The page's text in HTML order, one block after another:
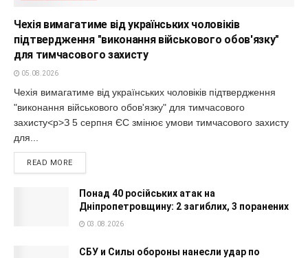
Чехія вимагатиме від українських чоловіків
підтвердження "виконання військового обов'язку"
для тимчасового захисту
05.08.2026
Чехія вимагатиме від українських чоловіків підтвердження
"виконання військового обов'язку" для тимчасового
захисту<p>З 5 серпня ЄС змінює умови тимчасового захисту
для...
READ MORE
Понад 40 російських атак на
Дніпропетровщину: 2 загиблих, 3 поранених
03.08.2026
СБУ и Силы обороны нанесли удар по